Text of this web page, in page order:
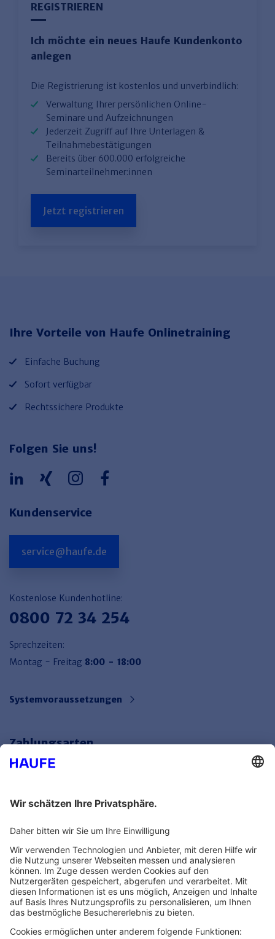
REGISTRIEREN
Ich möchte ein neues Haufe Kundenkonto
anlegen
Die Registrierung ist kostenlos und unverbindlich:
Verwaltung Ihrer persönlichen Online-
Seminare und Aufzeichnungen
Jederzeit Zugriff auf Ihre Unterlagen &
Teilnahmebestätigungen
Bereits über 600.000 erfolgreiche
Seminarteilnehmer:innen
Jetzt registrieren
Ihre Vorteile von Haufe Onlinetraining
Einfache Buchung
Sofort verfügbar
Rechtssichere Produkte
Folgen Sie uns!
Kundenservice
service@haufe.de
Kostenlose Kundenhotline:
0800 72 34 254
Sprechzeiten:
Montag - Freitag 8:00 - 18:00
Systemvoraussetzungen
Zahlungsarten